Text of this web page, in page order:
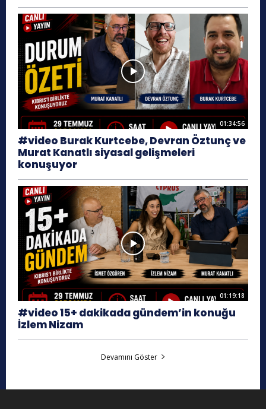
01:34:56
#video Burak Kurtcebe, Devran Öztunç ve
Murat Kanatlı siyasal gelişmeleri
konuşuyor
01:19:18
#video 15+ dakikada gündem’in konuğu
İzlem Nizam
Devamını Göster